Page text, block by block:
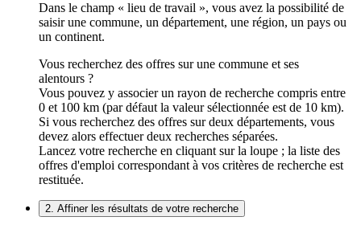
Dans le champ « lieu de travail », vous avez la possibilité de
saisir une commune, un département, une région, un pays ou
un continent.
Vous recherchez des offres sur une commune et ses
alentours ?
Vous pouvez y associer un rayon de recherche compris entre
0 et 100 km (par défaut la valeur sélectionnée est de 10 km).
Si vous recherchez des offres sur deux départements, vous
devez alors effectuer deux recherches séparées.
Lancez votre recherche en cliquant sur la loupe ; la liste des
offres d'emploi correspondant à vos critères de recherche est
restituée.
2. Affiner les résultats de votre recherche